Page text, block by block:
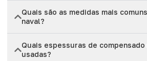
Quais são as medidas mais
naval?
Quais espessuras de compensado
usadas?